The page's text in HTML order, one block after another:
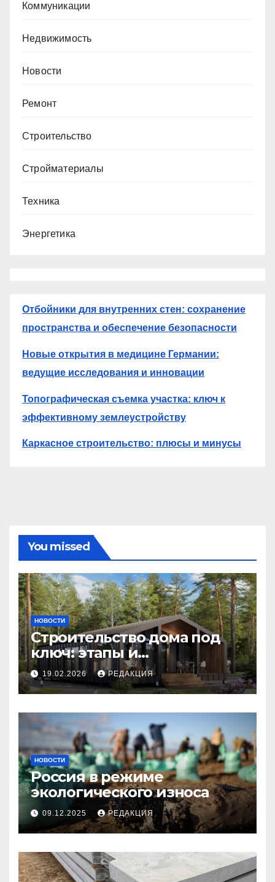
Коммуникации
Недвижимость
Новости
Ремонт
Строительство
Стройматериалы
Техника
Энергетика
Отбойники для внутренних стен: сохранение
пространства и обеспечение безопасности
Новые открытия в медицине Германии:
ведущие исследования и инновации
Топографическая съемка участка: ключ к
эффективному землеустройству
Каркасное строительство: плюсы и минусы
You missed
НОВОСТИ
Строительство дома под
ключ: этапы и
планирование бюджета
19.02.2026 РЕДАКЦИЯ
НОВОСТИ
Россия в режиме
экологического износа
09.12.2025 РЕДАКЦИЯ